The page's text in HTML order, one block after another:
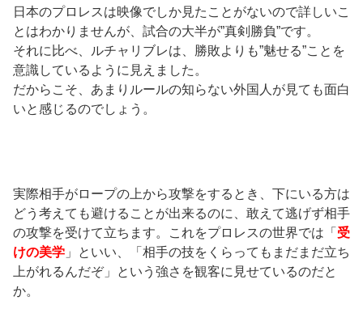
日本のプロレスは映像でしか見たことがないので詳しいこ
とはわかりませんが、試合の大半が”真剣勝負”です。
それに比べ、ルチャリブレは、勝敗よりも”魅せる”ことを
意識しているように見えました。
だからこそ、あまりルールの知らない外国人が見ても面白
いと感じるのでしょう。
実際相手がロープの上から攻撃をするとき、下にいる方は
どう考えても避けることが出来るのに、敢えて逃げず相手
の攻撃を受けて立ちます。これをプロレスの世界では「 受
けの美学 」といい、「相手の技をくらってもまだまだ立ち
上がれるんだぞ」という強さを観客に見せているのだと
か。